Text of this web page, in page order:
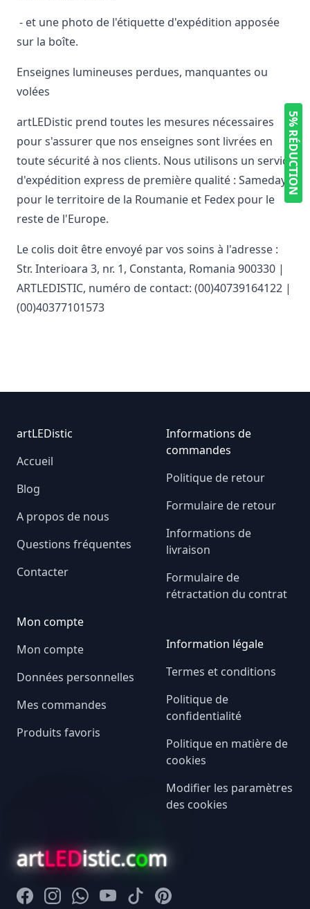
- et une photo de l'étiquette d'expédition apposée
sur la boîte.
Enseignes lumineuses perdues, manquantes ou
volées
artLEDistic prend toutes les mesures nécessaires
pour s'assurer que nos enseignes sont livrées en
toute sécurité à nos clients. Nous utilisons un service
d'expédition express de première qualité : Sameday
pour le territoire de la Roumanie et Fedex pour le
reste de l'Europe.
Le colis doit être envoyé par vos soins à l'adresse :
Str. Interioara 3, nr. 1, Constanta, Romania 900330 |
ARTLEDISTIC, numéro de contact: (00)40739164122 |
(00)40377101573
5% RÉDUCTION
Footer
artLEDistic
Accueil
Blog
A propos de nous
Questions fréquentes
Contacter
Mon compte
Mon compte
Données personnelles
Mes commandes
Produits favoris
Informations de
commandes
Politique de retour
Formulaire de retour
Informations de
livraison
Formulaire de
rétractation du contrat
Information légale
Termes et conditions
Politique de
confidentialité
Politique en matière de
cookies
Modifier les paramètres
des cookies
artLEDistic.com
FacebookInstagramWhatsappYoutubeTiktokPinterest